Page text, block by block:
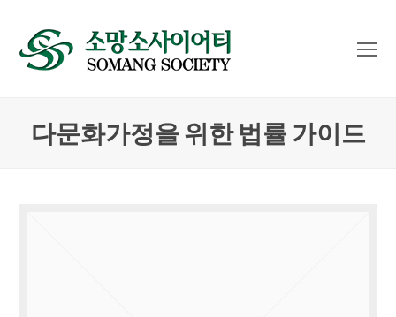
다문화가정을 위한 법률 가이드